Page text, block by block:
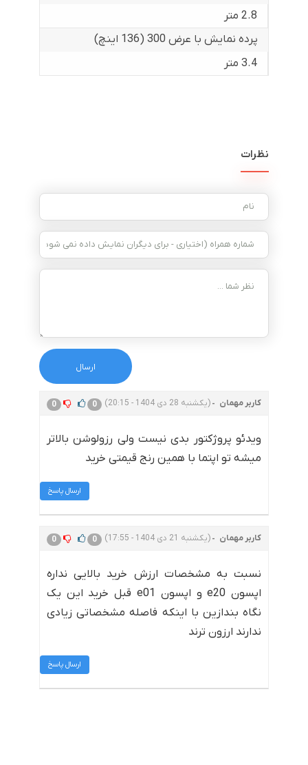
2.8 متر
پرده نمایش با عرض 300 (136 اینچ)
3.4 متر
نظرات
کاربر مهمان (یکشنبه 28 دی 1404 - 20:15) 0 0
ویدئو پروژکتور بدی نیست ولی رزولوشن بالاتر
میشه تو اپتما با همین رنج قیمتی خرید
ارسال پاسخ
کاربر مهمان (یکشنبه 21 دی 1404 - 17:55) 0 0
نسبت به مشخصات ارزش خرید بالایی نداره
اپسون e20 و اپسون e01 قبل خرید این یک
نگاه بندازین با اینکه فاصله مشخصاتی زیادی
ندارند ارزون ترند
ارسال پاسخ